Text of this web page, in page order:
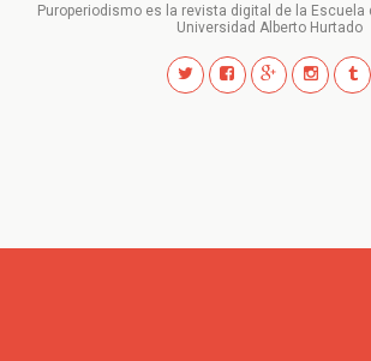
Puroperiodismo es la revista digital de la Escuela
Universidad Alberto Hurtado